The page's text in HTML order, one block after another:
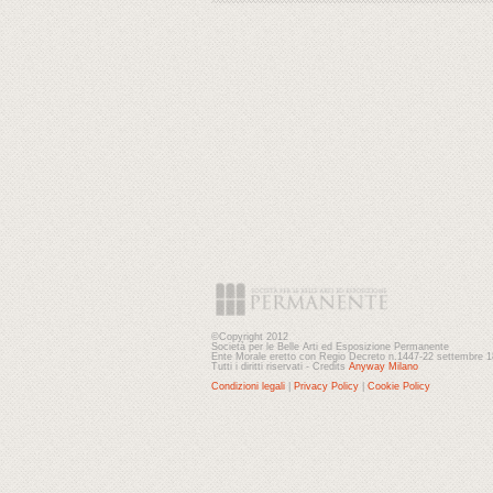
©Copyright 2012
Società per le Belle Arti ed Esposizione Permanente
Ente Morale eretto con Regio Decreto n.1447-22 settembre
Tutti i diritti riservati - Credits Anyway Milano
Condizioni legali
Privacy Policy Cookie Policy